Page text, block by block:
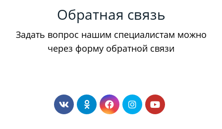
Обратная связь
Задать вопрос нашим специалистам можно
через форму обратной связи